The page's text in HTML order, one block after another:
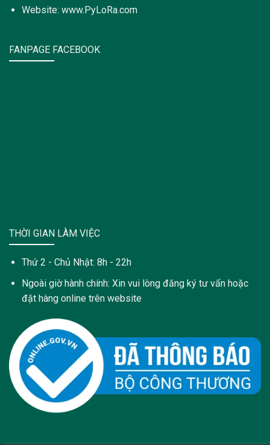
Website: www.PyLoRa.com
FANPAGE FACEBOOK
THỜI GIAN LÀM VIỆC
Thứ 2 - Chủ Nhật: 8h - 22h
Ngoài giờ hành chính: Xin vui lòng đăng ký tư vấn hoặc
đặt hàng online trên website